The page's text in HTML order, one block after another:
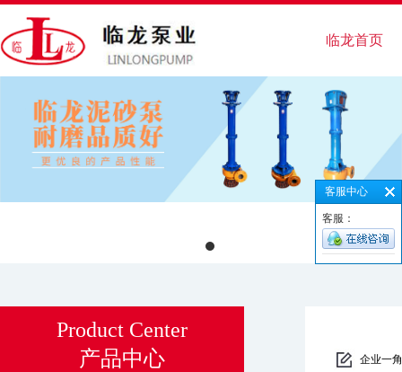
临龙首页
Product Center
产品中心
企业一角
客服中心
客服：